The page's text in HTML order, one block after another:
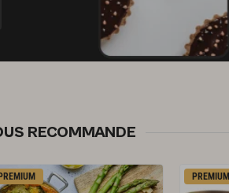
RECOMMANDE
PREMIUM PREMIUM